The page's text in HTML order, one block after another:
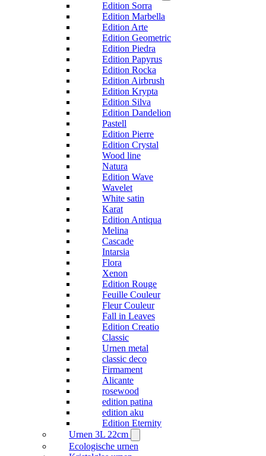
Edition Sorra
Edition Marbella
Edition Arte
Edition Geometric
Edition Piedra
Edition Papyrus
Edition Rocka
Edition Airbrush
Edition Krypta
Edition Silva
Edition Dandelion
Pastell
Edition Pierre
Edition Crystal
Wood line
Natura
Edition Wave
Wavelet
White satin
Karat
Edition Antiqua
Melina
Cascade
Intarsia
Flora
Xenon
Edition Rouge
Feuille Couleur
Fleur Couleur
Fall in Leaves
Edition Creatio
Classic
Urnen metal
classic deco
Firmament
Alicante
rosewood
edition patina
edition aku
Edition Eternity
Urnen 3L 22cm
Ecologische urnen